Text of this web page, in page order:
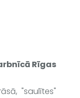
Rīgas
"saulītes"